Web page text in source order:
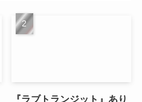
『ラブトランジット』あり